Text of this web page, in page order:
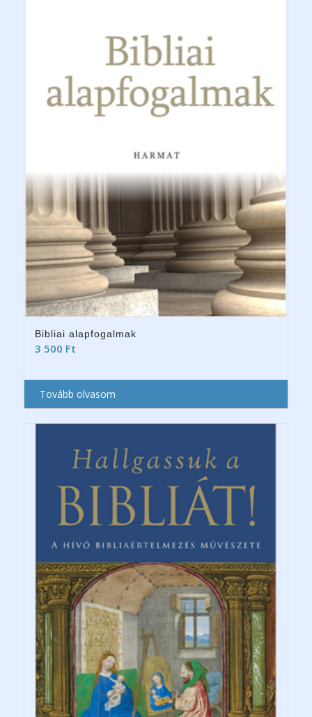
Bibliai alapfogalmak
3 500 Ft
Tovább olvasom